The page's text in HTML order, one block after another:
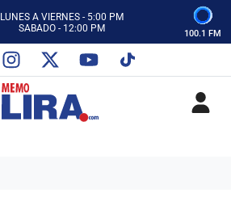
LUNES A VIERNES - 5:00 PM
SABADO - 12:00 PM
CON MEMO LIRA Y SU EQUIPO
LUNES A VIERNES - 5:00 PM
SABADO - 12:00 PM
100.1 FM